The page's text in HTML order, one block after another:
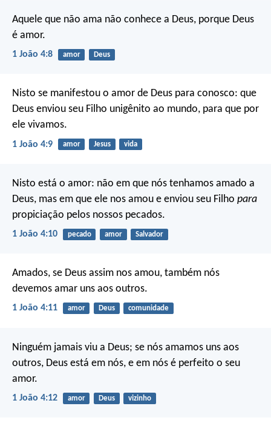
Aquele que não ama não conhece a Deus, porque Deus
é amor.
1 João 4:8 amor Deus
Nisto se manifestou o amor de Deus para conosco: que
Deus enviou seu Filho unigênito ao mundo, para que por
ele vivamos.
1 João 4:9 amor Jesus vida
Nisto está o amor: não em que nós tenhamos amado a
Deus, mas em que ele nos amou e enviou seu Filho para
propiciação pelos nossos pecados.
1 João 4:10 pecado amor Salvador
Amados, se Deus assim nos amou, também nós
devemos amar uns aos outros.
1 João 4:11 amor Deus comunidade
Ninguém jamais viu a Deus; se nós amamos uns aos
outros, Deus está em nós, e em nós é perfeito o seu
amor.
1 João 4:12 amor Deus vizinho